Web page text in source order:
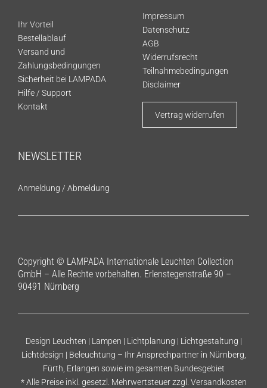
Ihr Vorteil
Bestellablauf
Versand und
Zahlungsbedingungen
Sicherheit bei LAMPADA
Hilfe / Support
Kontakt
Impressum
Datenschutz
AGB
Widerrufsrecht
Teilnahmebedingungen
Disclaimer
Vertrag widerrufen
NEWSLETTER
Anmeldung / Abmeldung
Copyright © LAMPADA Internationale Leuchten Collection
GmbH – Alle Rechte vorbehalten. Erlenstegenstraße 90 –
90491 Nürnberg
Design Leuchten | Lampen | Lichtplanung | Lichtgestaltung |
Lichtdesign | Beleuchtung – Ihr Ansprechpartner in Nürnberg,
Fürth, Erlangen sowie im gesamten Bundesgebiet
* Alle Preise inkl. gesetzl. Mehrwertsteuer zzgl. Versandkosten